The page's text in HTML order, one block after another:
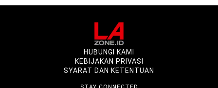
HUBUNGI KAMI
KEBIJAKAN PRIVASI
SYARAT DAN KETENTUAN